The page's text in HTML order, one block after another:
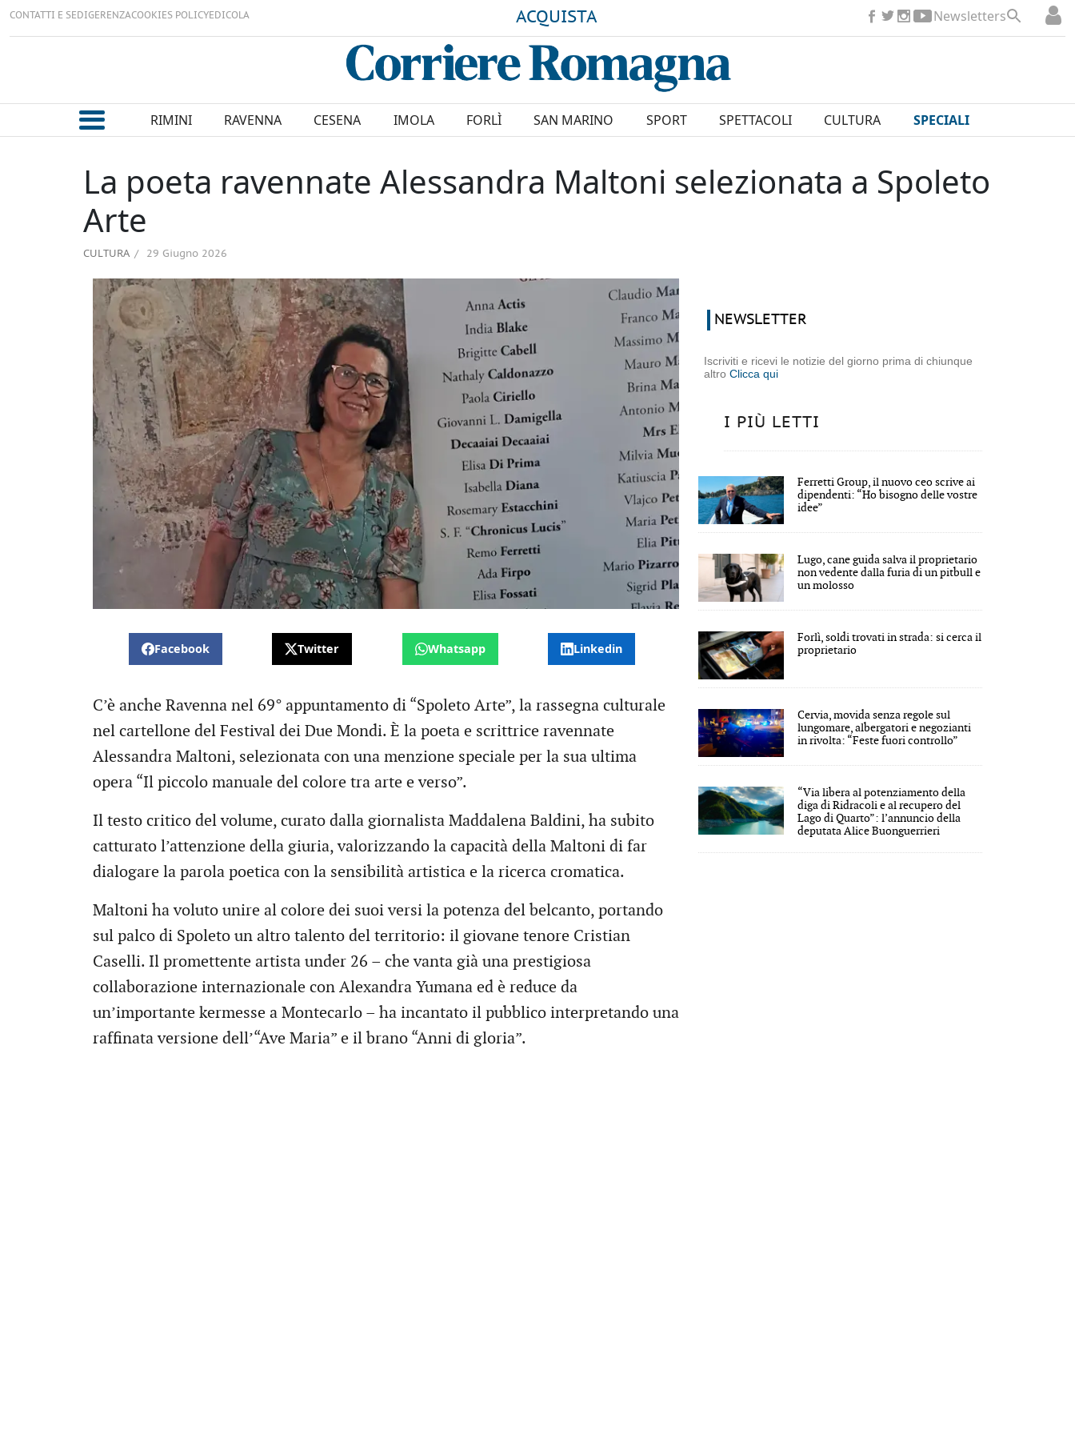
CONTATTI E SEDIGERENZACOOKIES POLICYEDICOLA ACQUISTA Newsletters
RIMINI RAVENNA CESENA IMOLA FORLÌ SAN MARINO SPORT SPETTACOLI CULTURA SPECIALI
La poeta ravennate Alessandra Maltoni selezionata a Spoleto
Arte
CULTURA 29 Giugno 2026
Facebook Twitter Whatsapp Linkedin
C’è anche Ravenna nel 69° appuntamento di “Spoleto Arte”, la rassegna culturale
nel cartellone del Festival dei Due Mondi. È la poeta e scrittrice ravennate
Alessandra Maltoni, selezionata con una menzione speciale per la sua ultima
opera “Il piccolo manuale del colore tra arte e verso”.
Il testo critico del volume, curato dalla giornalista Maddalena Baldini, ha subito
catturato l’attenzione della giuria, valorizzando la capacità della Maltoni di far
dialogare la parola poetica con la sensibilità artistica e la ricerca cromatica.
Maltoni ha voluto unire al colore dei suoi versi la potenza del belcanto, portando
sul palco di Spoleto un altro talento del territorio: il giovane tenore Cristian
Caselli. Il promettente artista under 26 – che vanta già una prestigiosa
collaborazione internazionale con Alexandra Yumana ed è reduce da
un’importante kermesse a Montecarlo – ha incantato il pubblico interpretando una
raffinata versione dell’“Ave Maria” e il brano “Anni di gloria”.
NEWSLETTER
Iscriviti e ricevi le notizie del giorno prima di chiunque
altroClicca qui
I PIÙ LETTI
Ferretti Group, il nuovo ceo scrive ai
dipendenti: “Ho bisogno delle vostre
idee”
Lugo, cane guida salva il proprietario
non vedente dalla furia di un pitbull e
un molosso
Forlì, soldi trovati in strada: si cerca il
proprietario
Cervia, movida senza regole sul
lungomare, albergatori e negozianti
in rivolta: “Feste fuori controllo”
“Via libera al potenziamento della
diga di Ridracoli e al recupero del
Lago di Quarto”: l’annuncio della
deputata Alice Buonguerrieri